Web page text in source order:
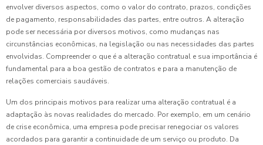
envolver diversos aspectos, como o valor do contrato, prazos, condições
de pagamento, responsabilidades das partes, entre outros. A alteração
pode ser necessária por diversos motivos, como mudanças nas
circunstâncias econômicas, na legislação ou nas necessidades das partes
envolvidas. Compreender o que é a alteração contratual e sua importância é
fundamental para a boa gestão de contratos e para a manutenção de
relações comerciais saudáveis.
Um dos principais motivos para realizar uma alteração contratual é a
adaptação às novas realidades do mercado. Por exemplo, em um cenário
de crise econômica, uma empresa pode precisar renegociar os valores
acordados para garantir a continuidade de um serviço ou produto. Da